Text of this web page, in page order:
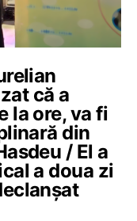
că a
la ore, va fi
din
/ El a
a doua zi